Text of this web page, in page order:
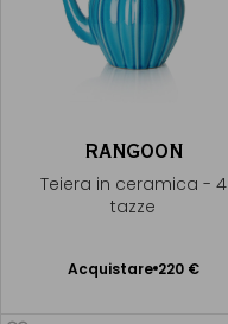
RANGOON
Teiera in ceramica - 4
tazze
Acquistare 220 €
Aggiungere